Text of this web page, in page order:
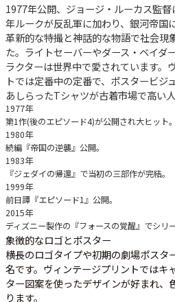
1977年公開、ジョージ・ルーカス監
年ルークが反乱軍に加わり、銀河帝国
革新的な特撮と神話的な物語で社会現
た。ライトセーバーやダース・ベイダ
ラクターは世界中で愛されています。
トでは定番中の定番で、ポスタービジ
あしらったTシャツが古着市場で高い人
1977年
第1作(後のエピソード4)が公開され大ヒット。
1980年
続編『帝国の逆襲』公開。
1983年
『ジェダイの帰還』で当初の三部作が完結。
1999年
前日譚『エピソード1』公開。
2015年
ディズニー製作の『フォースの覚醒』でシリ
象徴的なロゴとポスター
横長のロゴタイプや初期の劇場ポスタ
名です。ヴィンテージプリントではキ
ター図案を使ったデザインが好まれ、
ります。